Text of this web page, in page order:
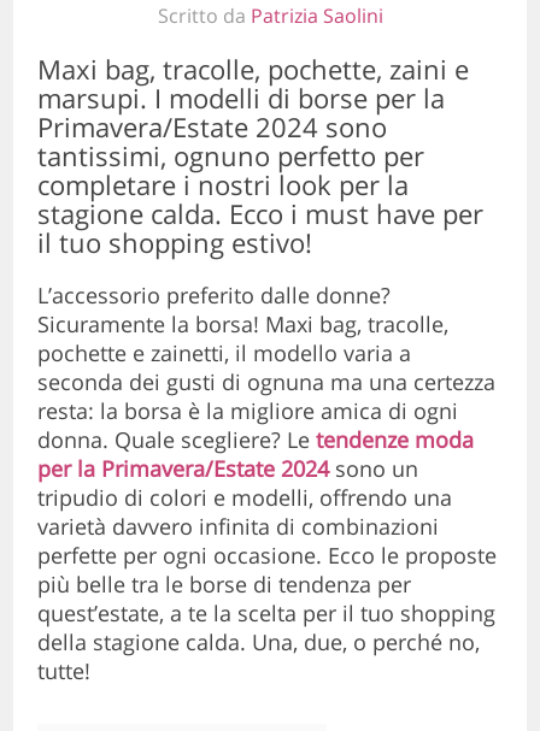
Scritto da Patrizia Saolini
Maxi bag, tracolle, pochette, zaini e
marsupi. I modelli di borse per la
Primavera/Estate 2024 sono
tantissimi, ognuno perfetto per
completare i nostri look per la
stagione calda. Ecco i must have per
il tuo shopping estivo!
L’accessorio preferito dalle donne?
Sicuramente la borsa! Maxi bag, tracolle,
pochette e zainetti, il modello varia a
seconda dei gusti di ognuna ma una certezza
resta: la borsa è la migliore amica di ogni
donna. Quale scegliere? Letendenze moda
per la Primavera/Estate 2024sono un
tripudio di colori e modelli, offrendo una
varietà davvero infinita di combinazioni
perfette per ogni occasione. Ecco le proposte
più belle tra le borse di tendenza per
quest’estate, a te la scelta per il tuo shopping
della stagione calda. Una, due, o perché no,
tutte!